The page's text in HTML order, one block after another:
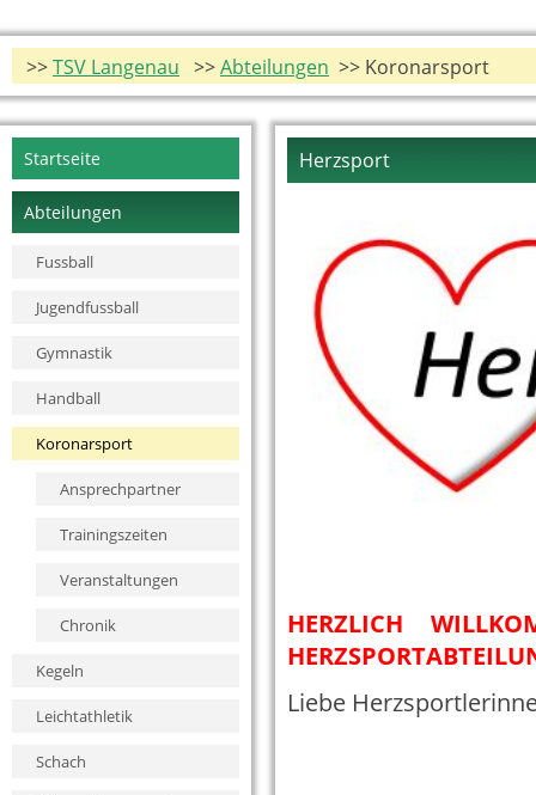
>>TSV Langenau >>Abteilungen >> Koronarsport
Herzsport
HERZLICH
Liebe
Navigation
überspringen
Startseite
Abteilungen
Fussball
Jugendfussball
Gymnastik
Handball
Koronarsport
Ansprechpartner
Trainingszeiten
Veranstaltungen
Chronik
Kegeln
Leichtathletik
Schach